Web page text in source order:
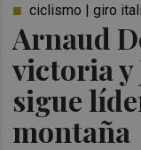
Arnaud
victoria y
sigue
montaña
ciclismo | giro